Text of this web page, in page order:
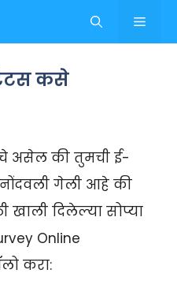
Menu
कसे
असेल की तुमची ई-
नोंदवली गेली आहे की
खाली दिलेल्या सोप्या
Online
करा: